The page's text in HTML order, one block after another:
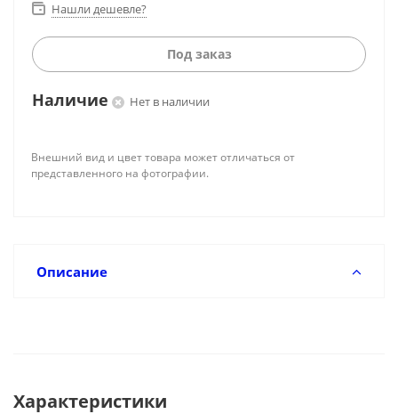
Нашли дешевле?
Под заказ
Наличие Нет в наличии
Внешний вид и цвет товара может отличаться от
представленного на фотографии.
Описание
Характеристики